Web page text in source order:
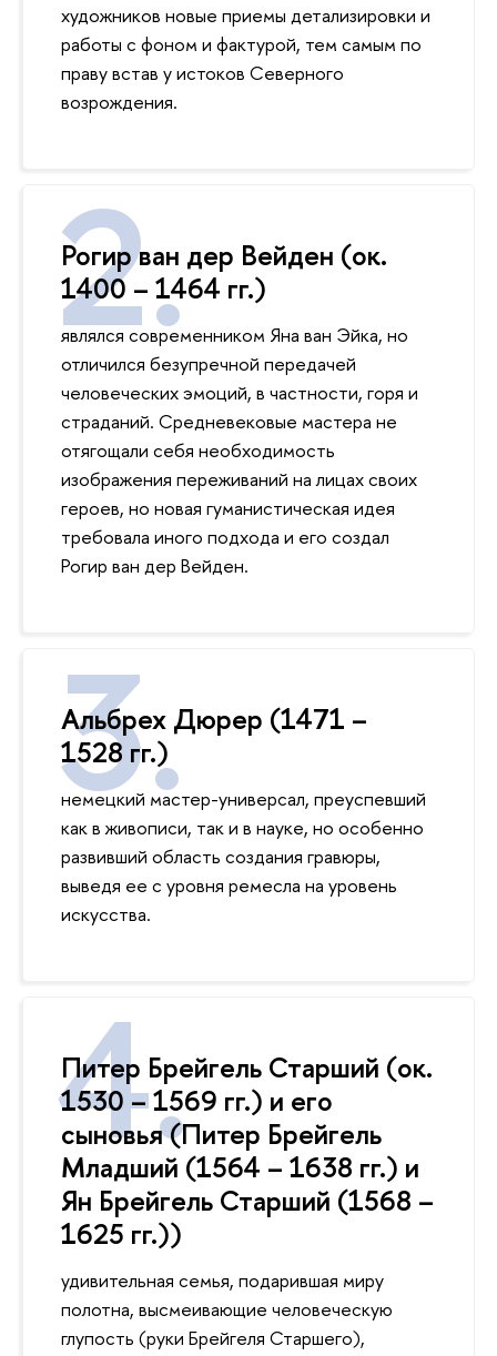
художников новые приемы детализировки и
работы с фоном и фактурой, тем самым по
праву встав у истоков Северного
возрождения.
Рогир ван дер Вейден (ок.
1400 – 1464 гг.)
являлся современником Яна ван Эйка, но
отличился безупречной передачей
человеческих эмоций, в частности, горя и
страданий. Средневековые мастера не
отягощали себя необходимость
изображения переживаний на лицах своих
героев, но новая гуманистическая идея
требовала иного подхода и его создал
Рогир ван дер Вейден.
Альбрех Дюрер (1471 –
1528 гг.)
немецкий мастер-универсал, преуспевший
как в живописи, так и в науке, но особенно
развивший область создания гравюры,
выведя ее с уровня ремесла на уровень
искусства.
Питер Брейгель Старший (ок.
1530 – 1569 гг.) и его
сыновья (Питер Брейгель
Младший (1564 – 1638 гг.) и
Ян Брейгель Старший (1568 –
1625 гг.))
удивительная семья, подарившая миру
полотна, высмеивающие человеческую
глупость (руки Брейгеля Старшего),